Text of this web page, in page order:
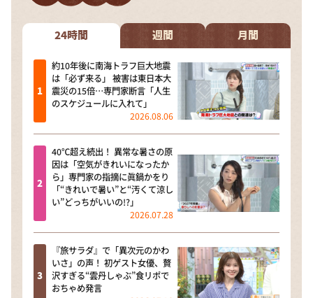
24時間 週間 月間
約10年後に南海トラフ巨大地震
は「必ず来る」 被害は東日本大
震災の15倍…専門家断言「人生
のスケジュールに入れて」
2026.08.06
40℃超え続出！ 異常な暑さの原
因は「空気がきれいになったか
ら」専門家の指摘に眞鍋かをり
「“きれいで暑い”と“汚くて涼し
い”どっちがいいの!?」
2026.07.28
『旅サラダ』で「異次元のかわ
いさ」の声！ 初ゲスト女優、贅
沢すぎる“雲丹しゃぶ”食リポで
おちゃめ発言